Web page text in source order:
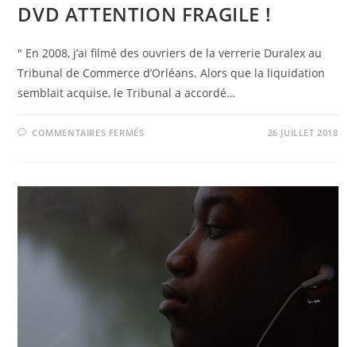
DVD ATTENTION FRAGILE !
" En 2008, j’ai filmé des ouvriers de la verrerie Duralex au
Tribunal de Commerce d’Orléans. Alors que la liquidation
semblait acquise, le Tribunal a accordé…
COMMENTAIRES FERMÉSSUR 26 JUILLET 2018